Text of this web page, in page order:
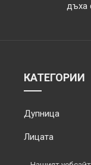
дъха
КАТЕГОРИИ
Дупница
Лицата
Обектив